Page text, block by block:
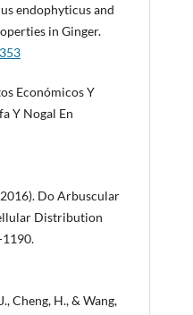
endophyticus and
in Ginger.
Económicos Y
Y Nogal En
Do Arbuscular
Distribution
1190.
Cheng, H., & Wang,